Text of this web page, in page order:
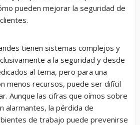
pueden mejorar la seguridad de
tienen sistemas complejos y
a la seguridad y desde
al tema, pero para una
menos recursos, puede ser difícil
Aunque las cifras que oímos sobre
alarmantes, la pérdida de
de trabajo puede prevenirse